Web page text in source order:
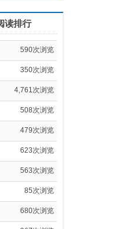
读排行
590次浏览
350次浏览
4,761次浏览
508次浏览
479次浏览
623次浏览
563次浏览
85次浏览
680次浏览